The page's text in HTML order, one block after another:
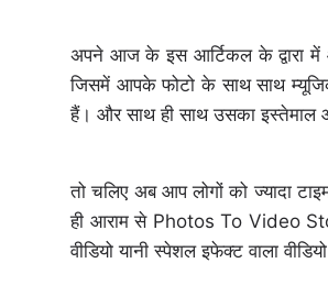
अपने आज के इस आर्टिकल के द्वारा में
जिसमें आपके फोटो के साथ साथ
हैं। और साथ ही साथ उसका इस्तेमाल
तो चलिए अब आप लोगों को ज्यादा
ही आराम से Photos To Video
वीडियो यानी स्पेशल इफेक्ट वाला